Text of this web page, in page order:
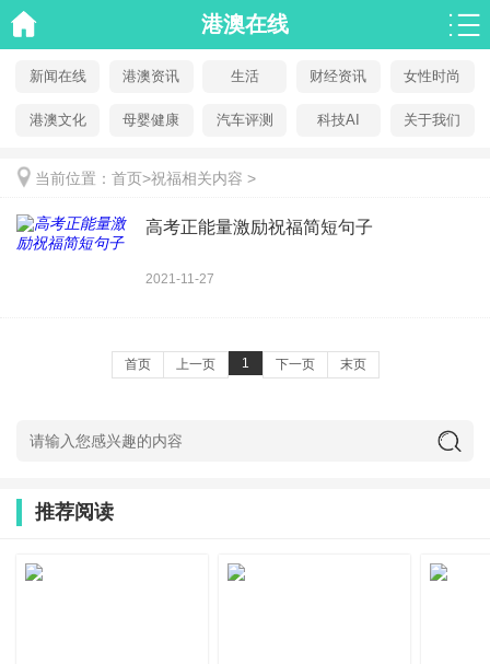
港澳在线
新闻在线 港澳资讯 生活 财经资讯 女性时尚
港澳文化 母婴健康 汽车评测 科技AI 关于我们
当前位置： 首页>祝福相关内容 >
高考正能量激励祝福简短句子
2021-11-27
首页 上一页 1 下一页 末页
推荐阅读